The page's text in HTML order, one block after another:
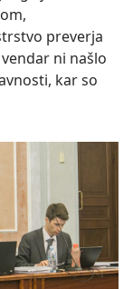
preverja
ni našlo
kar so